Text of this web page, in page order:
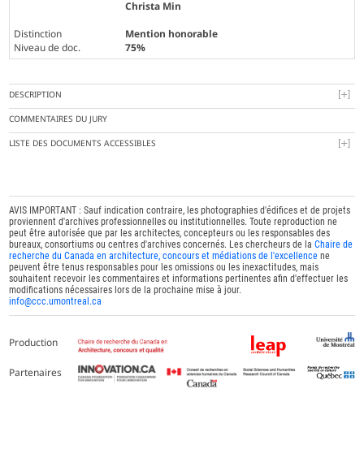
Christa Min
Distinction
Mention honorable
Niveau de doc.
75%
DESCRIPTION
COMMENTAIRES DU JURY
LISTE DES DOCUMENTS ACCESSIBLES
AVIS IMPORTANT : Sauf indication contraire, les photographies d'édifices et de projets
proviennent d'archives professionnelles ou institutionnelles. Toute reproduction ne
peut être autorisée que par les architectes, concepteurs ou les responsables des
bureaux, consortiums ou centres d'archives concernés. Les chercheurs de laChaire de
recherche du Canada en architecture, concours et médiations de l'excellence ne
peuvent être tenus responsables pour les omissions ou les inexactitudes, mais
souhaitent recevoir les commentaires et informations pertinentes afin d'effectuer les
modifications nécessaires lors de la prochaine mise à jour.
info@ccc.umontreal.ca
Production
Partenaires